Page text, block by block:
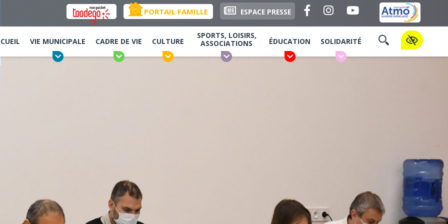
PORTAIL FAMILLE ESPACE PRESSE
VIE MUNICIPALE CADRE DE VIE CULTURE
SPORTS, LOISIRS,
ASSOCIATIONS
ÉDUCATION SOLIDARITÉ